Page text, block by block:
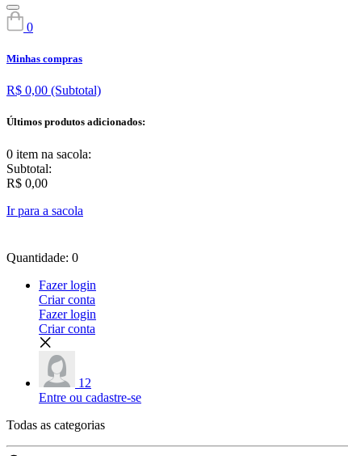
0
Minhas compras
R$ 0,00 (Subtotal)
Últimos produtos adicionados:
0 item na sacola:
Subtotal:
R$ 0,00
Ir para a sacola
Quantidade: 0
Fazer login
Criar conta
Fazer login
Criar conta
12
Entre ou cadastre-se
Todas as categorias